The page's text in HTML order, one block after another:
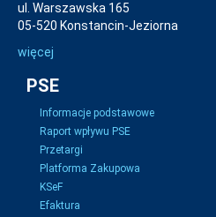
ul. Warszawska 165
05-520 Konstancin-Jeziorna
więcej
PSE
Informacje podstawowe
Raport wpływu PSE
Przetargi
Platforma Zakupowa
KSeF
Efaktura